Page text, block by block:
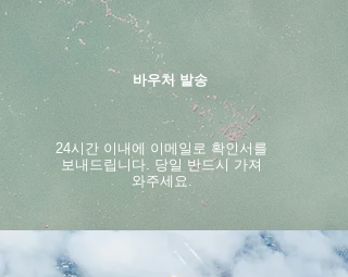
바우처 발송
24시간 이내에 이메일로 확인서를
보내드립니다. 당일 반드시 가져
와주세요.